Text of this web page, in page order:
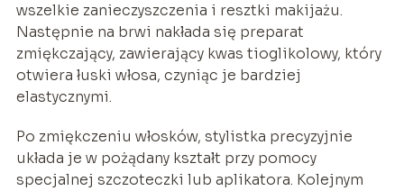
wszelkie zanieczyszczenia i resztki makijażu.
Następnie na brwi nakłada się preparat
zmiękczający, zawierający kwas tioglikolowy, który
otwiera łuski włosa, czyniąc je bardziej
elastycznymi.
Po zmiękczeniu włosków, stylistka precyzyjnie
układa je w pożądany kształt przy pomocy
specjalnej szczoteczki lub aplikatora. Kolejnym